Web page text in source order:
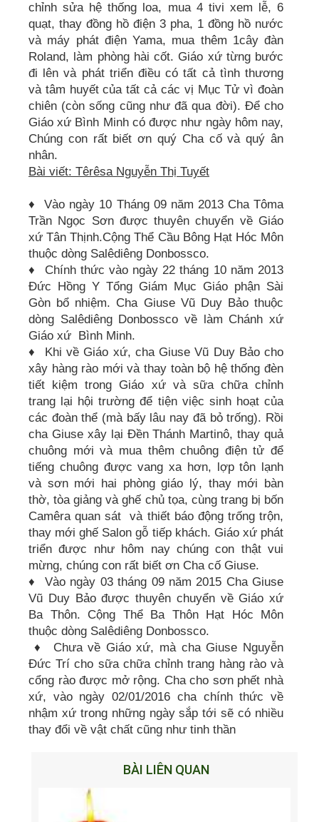
chỉnh sửa hệ thống loa, mua 4 tivi xem lễ, 6
quạt, thay đồng hồ điện 3 pha, 1 đồng hồ nước
và máy phát điện Yama, mua thêm 1cây đàn
Roland, làm phòng hài cốt. Giáo xứ từng bước
đi lên và phát triển điều có tất cả tình thương
và tâm huyết của tất cả các vị Mục Tử vì đoàn
chiên (còn sống cũng như đã qua đời). Để cho
Giáo xứ Bình Minh có được như ngày hôm nay,
Chúng con rất biết ơn quý Cha cố và quý ân
nhân.
Bài viết: Têrêsa Nguyễn Thị Tuyết
♦ Vào ngày 10 Tháng 09 năm 2013 Cha Tôma
Trần Ngọc Sơn được thuyên chuyển về Giáo
xứ Tân Thịnh.Cộng Thể Cầu Bông Hạt Hóc Môn
thuộc dòng Salêdiêng Donbossco.
♦ Chính thức vào ngày 22 tháng 10 năm 2013
Đức Hồng Y Tổng Giám Mục Giáo phận Sài
Gòn bổ nhiệm. Cha Giuse Vũ Duy Bảo thuộc
dòng Salêdiêng Donbossco về làm Chánh xứ
Giáo xứ Bình Minh.
♦ Khi về Giáo xứ, cha Giuse Vũ Duy Bảo cho
xây hàng rào mới và thay toàn bộ hệ thống đèn
tiết kiệm trong Giáo xứ và sữa chữa chỉnh
trang lại hội trường để tiện việc sinh hoạt của
các đoàn thể (mà bấy lâu nay đã bỏ trống). Rồi
cha Giuse xây lại Đền Thánh Martinô, thay quả
chuông mới và mua thêm chuông điện tử để
tiếng chuông được vang xa hơn, lợp tôn lạnh
và sơn mới hai phòng giáo lý, thay mới bàn
thờ, tòa giảng và ghế chủ tọa, cùng trang bị bốn
Camêra quan sát và thiết báo động trống trộn,
thay mới ghế Salon gỗ tiếp khách. Giáo xứ phát
triển được như hôm nay chúng con thật vui
mừng, chúng con rất biết ơn Cha cố Giuse.
♦ Vào ngày 03 tháng 09 năm 2015 Cha Giuse
Vũ Duy Bảo được thuyên chuyển về Giáo xứ
Ba Thôn. Cộng Thể Ba Thôn Hạt Hóc Môn
thuộc dòng Salêdiêng Donbossco.
♦ Chưa về Giáo xứ, mà cha Giuse Nguyễn
Đức Trí cho sữa chữa chỉnh trang hàng rào và
cổng rào được mở rộng. Cha cho sơn phết nhà
xứ, vào ngày 02/01/2016 cha chính thức về
nhậm xứ trong những ngày sắp tới sẽ có nhiều
thay đổi về vật chất cũng như tinh thần
BÀI LIÊN QUAN